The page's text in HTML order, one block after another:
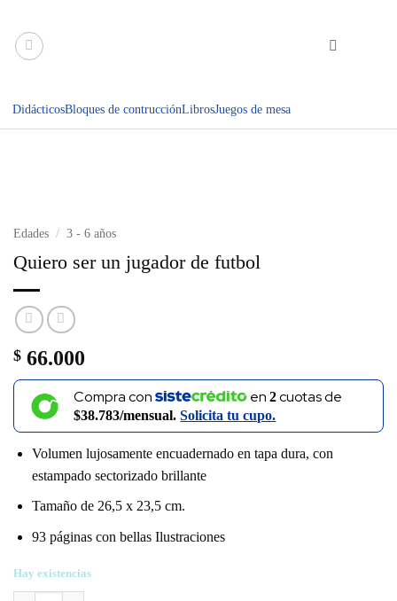
contenido
DidácticosBloques de contrucciónLibrosJuegos de mesa
Edades / 3 - 6 años
Quiero ser un jugador de futbol
$ 66.000
Compra con en2cuotas de
$38.783/mensual.Solicita tu cupo.
Volumen lujosamente encuadernado en tapa dura, con
estampado sectorizado brillante
Tamaño de 26,5 x 23,5 cm.
93 páginas con bellas Ilustraciones
Hay existencias